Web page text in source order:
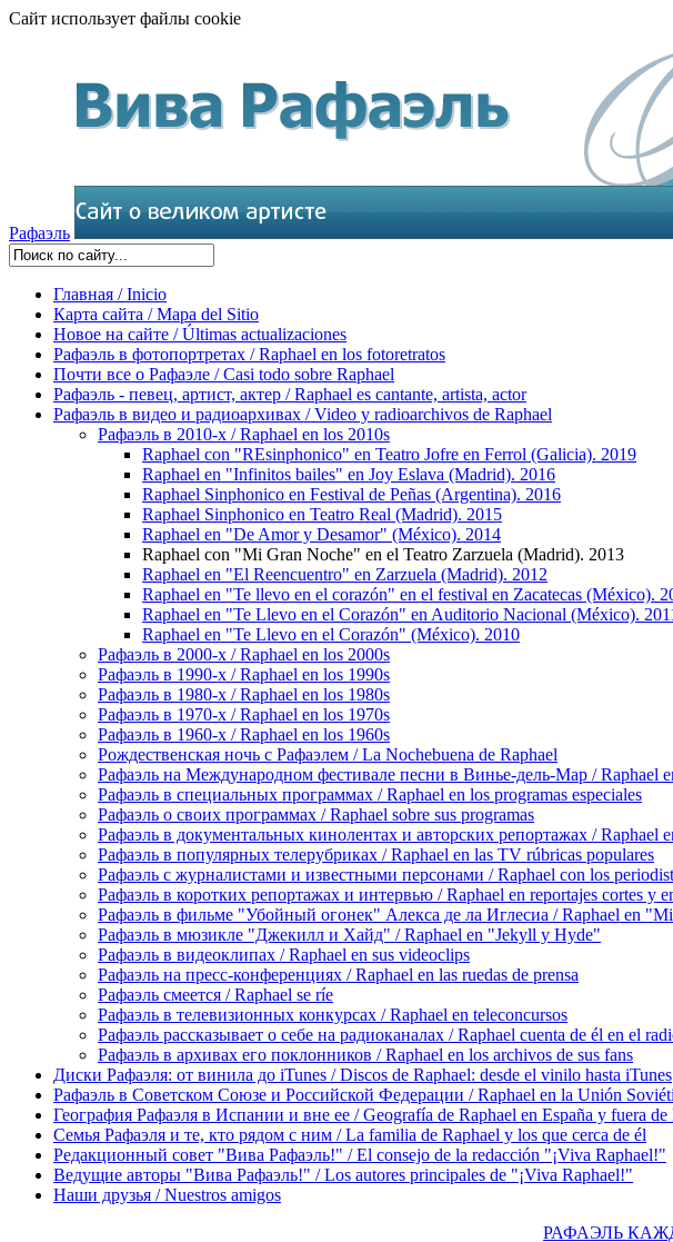
Сайт использует файлы cookie
Рафаэль
Главная / Inicio
Карта сайта / Mapa del Sitio
Новое на сайте / Últimas actualizaciones
Рафаэль в фотопортретах / Raphael en los fotoretratos
Почти все о Рафаэле / Casi todo sobre Raphael
Рафаэль - певец, артист, актер / Raphael es cantante, artista, actor
Рафаэль в видео и радиоархивах / Video y radioarchivos de Raphael
Рафаэль в 2010-х / Raphael en los 2010s
Raphael con "REsinphonico" en Teatro Jofre en Ferrol (Galicia). 2019
Raphael en "Infinitos bailes" en Joy Eslava (Madrid). 2016
Raphael Sinphonico en Festival de Peñas (Argentina). 2016
Raphael Sinphonico en Teatro Real (Madrid). 2015
Raphael en "De Amor y Desamor" (México). 2014
Raphael con "Mi Gran Noche" en el Teatro Zarzuela (Madrid). 2013
Raphael en "El Reencuentro" en Zarzuela (Madrid). 2012
Raphael en "Te llevo en el corazón" en el festival en Zacatecas (México).
Raphael en "Te Llevo en el Corazón" en Auditorio Nacional (México).
Raphael en "Te Llevo en el Corazón" (México). 2010
Рафаэль в 2000-х / Raphael en los 2000s
Рафаэль в 1990-х / Raphael en los 1990s
Рафаэль в 1980-х / Raphael en los 1980s
Рафаэль в 1970-х / Raphael en los 1970s
Рафаэль в 1960-х / Raphael en los 1960s
Рождественская ночь с Рафаэлем / La Nochebuena de Raphael
Рафаэль на Международном фестивале песни в Винье-дель-Мар / Raphael
Рафаэль в специальных программах / Raphael en los programas especiales
Рафаэль о своих программах / Raphael sobre sus programas
Рафаэль в документальных кинолентах и авторских репортажах / Raphael
Рафаэль в популярных телерубриках / Raphael en las TV rúbricas populares
Рафаэль с журналистами и известными персонами / Raphael con los
Рафаэль в коротких репортажах и интервью / Raphael en reportajes cortes y
Рафаэль в фильме "Убойный огонек" Алекса де ла Иглесиа / Raphael en
Рафаэль в мюзикле "Джекилл и Хайд" / Raphael en "Jekyll y Hyde"
Рафаэль в видеоклипах / Raphael en sus videoclips
Рафаэль на пресс-конференциях / Raphael en las ruedas de prensa
Рафаэль смеется / Raphael se ríe
Рафаэль в телевизионных конкурсах / Raphael en teleconcursos
Рафаэль рассказывает о себе на радиоканалах / Raphael cuenta de él en el
Рафаэль в архивах его поклонников / Raphael en los archivos de sus fans
Диски Рафаэля: от винила до iTunes / Discos de Raphael: desde el vinilo hasta iTunes
Рафаэль в Советском Союзе и Российской Федерации / Raphael en la Unión
География Рафаэля в Испании и вне ее / Geografía de Raphael en España y fuera de
Семья Рафаэля и те, кто рядом с ним / La familia de Raphael y los que cerca de él
Редакционный совет "Вива Рафаэль!" / El consejo de la redacción "¡Viva Raphael!"
Ведущие авторы "Вива Рафаэль!" / Los autores principales de "¡Viva Raphael!"
Наши друзья / Nuestros amigos
РАФАЭЛЬ